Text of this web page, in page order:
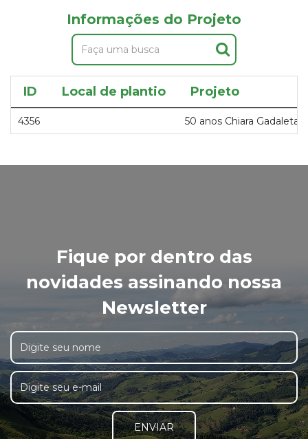
Informações do Projeto
ID Local de plantio Projeto
4356 50 anos Chiara Gadaleta
Fique por dentro das
novidades assinando nossa
Newsletter
ENVIAR